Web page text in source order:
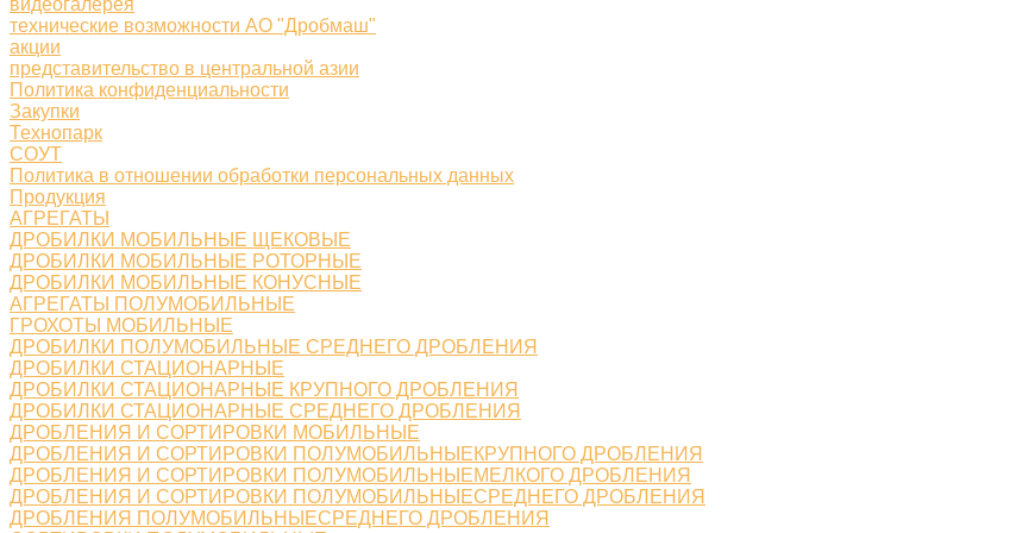
видеогалерея
технические возможности АО "Дробмаш"
акции
представительство в центральной азии
Политика конфиденциальности
Закупки
Технопарк
СОУТ
Политика в отношении обработки персональных данных
Продукция
АГРЕГАТЫ
ДРОБИЛКИ МОБИЛЬНЫЕ ЩЕКОВЫЕ
ДРОБИЛКИ МОБИЛЬНЫЕ РОТОРНЫЕ
ДРОБИЛКИ МОБИЛЬНЫЕ КОНУСНЫЕ
АГРЕГАТЫ ПОЛУМОБИЛЬНЫЕ
ГРОХОТЫ МОБИЛЬНЫЕ
ДРОБИЛКИ ПОЛУМОБИЛЬНЫЕ СРЕДНЕГО ДРОБЛЕНИЯ
ДРОБИЛКИ СТАЦИОНАРНЫЕ
ДРОБИЛКИ СТАЦИОНАРНЫЕ КРУПНОГО ДРОБЛЕНИЯ
ДРОБИЛКИ СТАЦИОНАРНЫЕ СРЕДНЕГО ДРОБЛЕНИЯ
ДРОБЛЕНИЯ И СОРТИРОВКИ МОБИЛЬНЫЕ
ДРОБЛЕНИЯ И СОРТИРОВКИ ПОЛУМОБИЛЬНЫЕКРУПНОГО ДРОБЛЕНИЯ
ДРОБЛЕНИЯ И СОРТИРОВКИ ПОЛУМОБИЛЬНЫЕМЕЛКОГО ДРОБЛЕНИЯ
ДРОБЛЕНИЯ И СОРТИРОВКИ ПОЛУМОБИЛЬНЫЕСРЕДНЕГО ДРОБЛЕНИЯ
ДРОБЛЕНИЯ ПОЛУМОБИЛЬНЫЕСРЕДНЕГО ДРОБЛЕНИЯ